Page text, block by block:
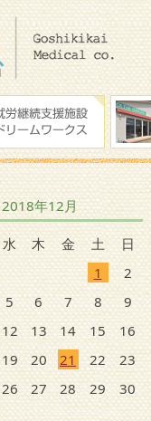
2018年12月
水 木 金 土 日
1
2
5 6 7 8
9
12 13 14 15
16
19 20 21 22
23
26 27 28 29
30